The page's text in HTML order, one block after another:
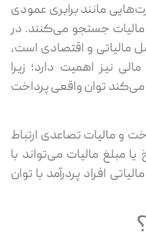
مانند برابری عمودی
مالیات جستجو می‌کنند. در
مالیاتی و اقتصادی است،
نیز اهمیت دارد؛ زیرا
توان واقعی پرداخت
و مالیات تصاعدی ارتباط
مبلغ مالیات می‌تواند با
افراد پردرآمد با توان